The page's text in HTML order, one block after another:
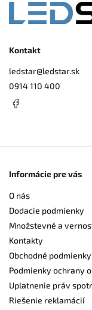
Kontakt
ledstar@ledstar.sk
0914 110 400
Informácie pre vás
O nás
Dodacie podmienky
Množstevné a
Kontakty
Obchodné podmienky
Podmienky ochrany
Uplatnenie práv
Riešenie reklamácií